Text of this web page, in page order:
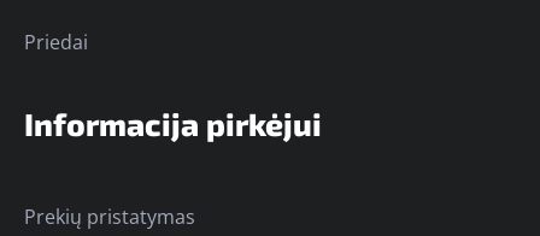
Priedai
Informacija pirkėjui
Prekių pristatymas